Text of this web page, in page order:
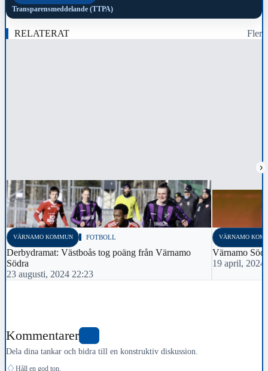
Transparensmeddelande (TTPA)
RELATERAT Fler
›
VÄRNAMO KOMMUN FOTBOLL
Derbydramat: Västboås tog poäng från Värnamo
Södra
23 augusti, 2024 22:23
VÄRNAMO
Värnamo
19 april, 2024
Kommentarer
Dela dina tankar och bidra till en konstruktiv diskussion.
Håll en god ton.